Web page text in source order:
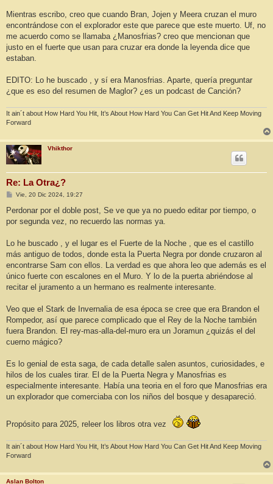
Mientras escribo, creo que cuando Bran, Jojen y Meera cruzan el muro
encontrándose con el explorador este que parece que este muerto. Uf, no
me acuerdo como se llamaba ¿Manosfrias? creo que mencionan que
justo en el fuerte que usan para cruzar era donde la leyenda dice que
estaban.
EDITO: Lo he buscado , y sí era Manosfrias. Aparte, quería preguntar
¿que es eso del resumen de Maglor? ¿es un podcast de Canción?
It ain´t about How Hard You Hit, It’s About How Hard You Can Get Hit And Keep Moving
Forward
Vhikthor
Re: La Otra¿?
M
n
a
Vie, 20 Dic 2024, 19:27
Perdonar por el doble post, Se ve que ya no puedo editar por tiempo, o
por segunda vez, no recuerdo las normas ya.
Lo he buscado , y el lugar es el Fuerte de la Noche , que es el castillo
más antiguo de todos, donde esta la Puerta Negra por donde cruzaron al
encontrarse Sam con ellos. La verdad es que ahora leo que además es el
único fuerte con escalones en el Muro. Y lo de la puerta abriéndose al
recitar el juramento a un hermano es realmente interesante.
Veo que el Stark de Invernalia de esa época se cree que era Brandon el
Rompedor, así que parece complicado que el Rey de la Noche también
fuera Brandon. El rey-mas-alla-del-muro era un Joramun ¿quizás el del
cuerno mágico?
Es lo genial de esta saga, de cada detalle salen asuntos, curiosidades, e
hilos de los cuales tirar. El de la Puerta Negra y Manosfrias es
especialmente interesante. Había una teoria en el foro que Manosfrias era
un explorador que comerciaba con los niños del bosque y desapareció.
Propósito para 2025, releer los libros otra vez
It ain´t about How Hard You Hit, It’s About How Hard You Can Get Hit And Keep Moving
Forward
Aslan Bolton